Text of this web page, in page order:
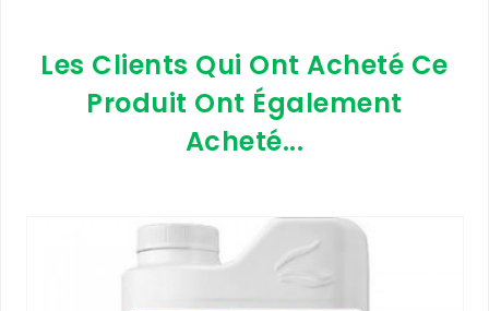
Les Clients Qui Ont Acheté Ce
Produit Ont Également
Acheté...